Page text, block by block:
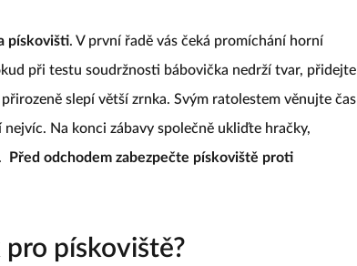
pískovišti. V první řadě vás čeká promíchání horní
při testu soudržnosti bábovička nedrží tvar, přidejte
slepí větší zrnka. Svým ratolestem věnujte čas
Na konci zábavy společně ukliďte hračky,
Před odchodem zabezpečte pískoviště proti
pískoviště?